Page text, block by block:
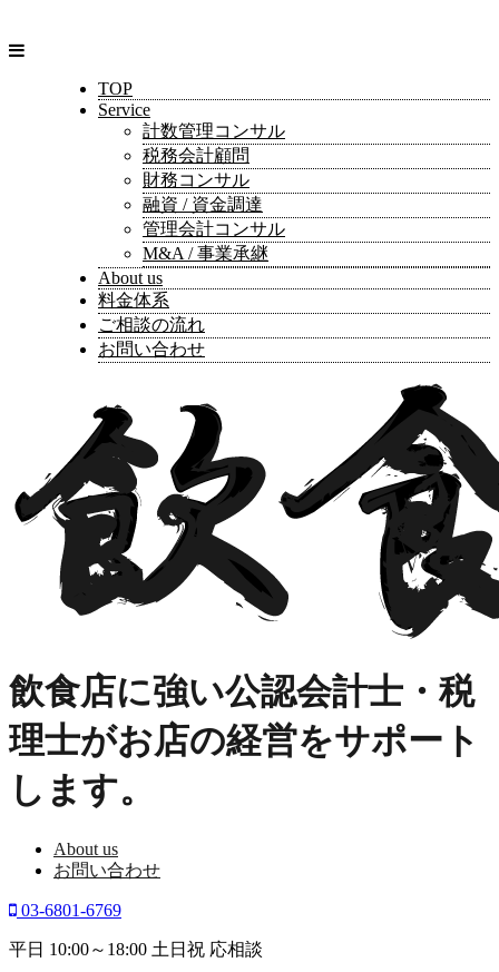
TOP
Service
計数管理コンサル
税務会計顧問
財務コンサル
融資 / 資金調達
管理会計コンサル
M&A / 事業承継
About us
料金体系
ご相談の流れ
お問い合わせ
飲食店に強い公認会計士・税
理士がお店の経営をサポート
します。
About us
お問い合わせ
03-6801-6769
平日 10:00～18:00 土日祝 応相談